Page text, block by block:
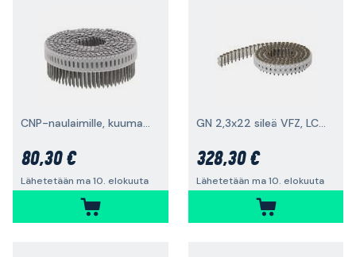
CNP-naulaimille, kuumasinkitty, muovinauhasidottu
80,30 €
Lähetetään ma 10. elokuuta
GN 2,3x22 sileä VFZ, LCP45R, 9 000 kpl
328,30 €
Lähetetään ma 10. elokuuta